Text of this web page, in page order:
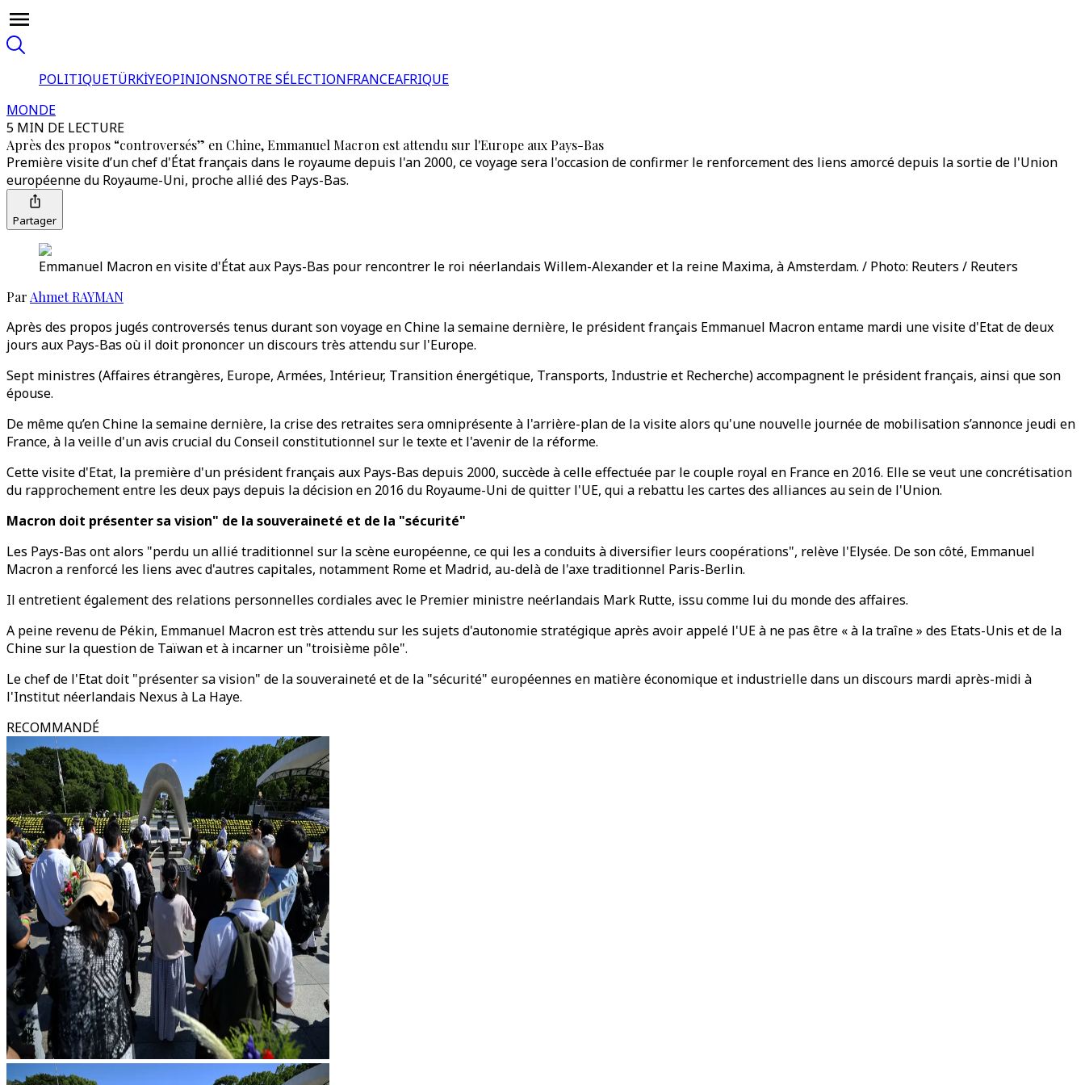
POLITIQUETÜRKİYEOPINIONSNOTRE SÉLECTIONFRANCEAFRIQUE
MONDE
5 MIN DE LECTURE
Après des propos “controversés” en Chine, Emmanuel Macron est attendu sur l'Europe aux Pays-Bas
Première visite d’un chef d'État français dans le royaume depuis l'an 2000, ce voyage sera l'occasion de confirmer le renforcement des liens amorcé depuis la sortie de l'Union
européenne du Royaume-Uni, proche allié des Pays-Bas.
Partager
Emmanuel Macron en visite d'État aux Pays-Bas pour rencontrer le roi néerlandais Willem-Alexander et la reine Maxima, à Amsterdam. / Photo: Reuters / Reuters
Par Ahmet RAYMAN
Après des propos jugés controversés tenus durant son voyage en Chine la semaine dernière, le président français Emmanuel Macron entame mardi une visite d'Etat de deux
jours aux Pays-Bas où il doit prononcer un discours très attendu sur l'Europe.
Sept ministres (Affaires étrangères, Europe, Armées, Intérieur, Transition énergétique, Transports, Industrie et Recherche) accompagnent le président français, ainsi que son
épouse.
De même qu’en Chine la semaine dernière, la crise des retraites sera omniprésente à l'arrière-plan de la visite alors qu'une nouvelle journée de mobilisation s’annonce jeudi en
France, à la veille d'un avis crucial du Conseil constitutionnel sur le texte et l'avenir de la réforme.
Cette visite d'Etat, la première d'un président français aux Pays-Bas depuis 2000, succède à celle effectuée par le couple royal en France en 2016. Elle se veut une concrétisation
du rapprochement entre les deux pays depuis la décision en 2016 du Royaume-Uni de quitter l'UE, qui a rebattu les cartes des alliances au sein de l'Union.
Macron doit présenter sa vision" de la souveraineté et de la "sécurité"
Les Pays-Bas ont alors "perdu un allié traditionnel sur la scène européenne, ce qui les a conduits à diversifier leurs coopérations", relève l'Elysée. De son côté, Emmanuel
Macron a renforcé les liens avec d'autres capitales, notamment Rome et Madrid, au-delà de l'axe traditionnel Paris-Berlin.
Il entretient également des relations personnelles cordiales avec le Premier ministre neérlandais Mark Rutte, issu comme lui du monde des affaires.
A peine revenu de Pékin, Emmanuel Macron est très attendu sur les sujets d'autonomie stratégique après avoir appelé l'UE à ne pas être « à la traîne » des Etats-Unis et de la
Chine sur la question de Taïwan et à incarner un "troisième pôle".
Le chef de l'Etat doit "présenter sa vision" de la souveraineté et de la "sécurité" européennes en matière économique et industrielle dans un discours mardi après-midi à
l'Institut néerlandais Nexus à La Haye.
RECOMMANDÉ